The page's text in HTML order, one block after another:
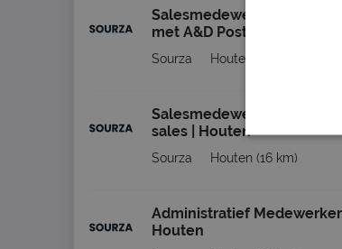
Salesmedewerker (24-40
met A&D Post | Houten
Sourza Houten
Salesmedewerker | 24-40
sales | Houten
Sourza Houten (16 km)
Administratief Medewerker
Houten